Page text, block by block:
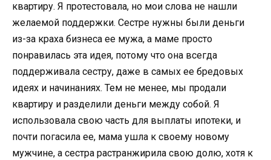
квартиру. Я протестовала, но мои слова не нашли
желаемой поддержки. Сестре нужны были деньги
из-за краха бизнеса ее мужа, а маме просто
понравилась эта идея, потому что она всегда
поддерживала сестру, даже в самых ее бредовых
идеях и начинаниях. Тем не менее, мы продали
квартиру и разделили деньги между собой. Я
использовала свою часть для выплаты ипотеки, и
почти погасила ее, мама ушла к своему новому
мужчине, а сестра растранжирила свою долю, хотя к